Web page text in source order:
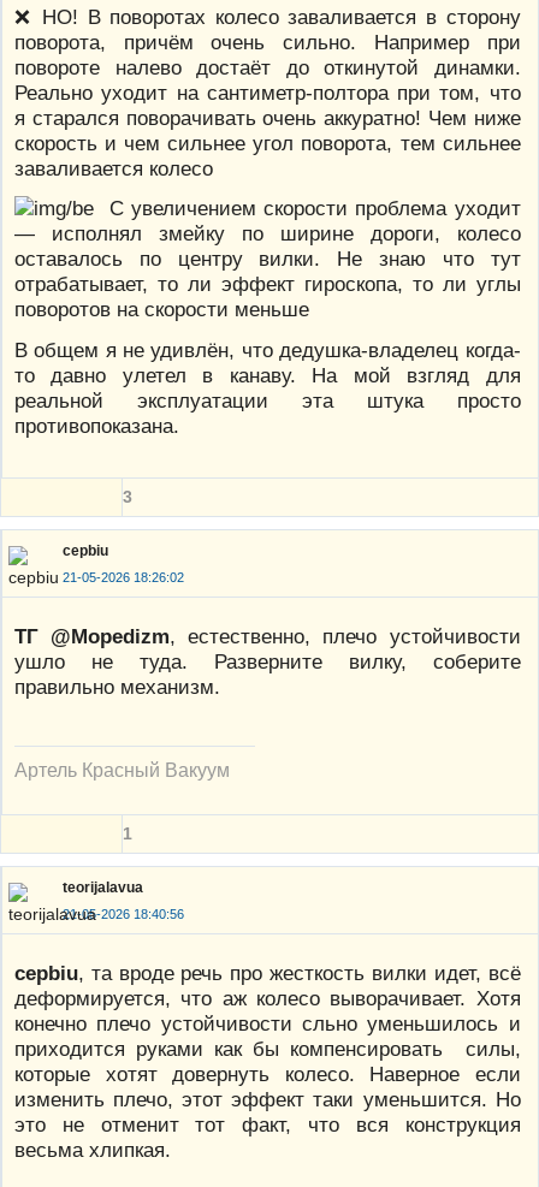
❌ НО! В поворотах колесо заваливается в сторону
поворота, причём очень сильно. Например при
повороте налево достаёт до откинутой динамки.
Реально уходит на сантиметр-полтора при том, что
я старался поворачивать очень аккуратно! Чем ниже
скорость и чем сильнее угол поворота, тем сильнее
заваливается колесо
С увеличением скорости проблема уходит
— исполнял змейку по ширине дороги, колесо
оставалось по центру вилки. Не знаю что тут
отрабатывает, то ли эффект гироскопа, то ли углы
поворотов на скорости меньше
В общем я не удивлён, что дедушка-владелец когда-
то давно улетел в канаву. На мой взгляд для
реальной эксплуатации эта штука просто
противопоказана.
3
cepbiu
21-05-2026 18:26:02
ТГ @Mopedizm, естественно, плечо устойчивости
ушло не туда. Разверните вилку, соберите
правильно механизм.
Артель Красный Вакуум
1
teorijalavua
21-05-2026 18:40:56
cepbiu, та вроде речь про жесткость вилки идет, всё
деформируется, что аж колесо выворачивает. Хотя
конечно плечо устойчивости сльно уменьшилось и
приходится руками как бы компенсировать силы,
которые хотят довернуть колесо. Наверное если
изменить плечо, этот эффект таки уменьшится. Но
это не отменит тот факт, что вся конструкция
весьма хлипкая.